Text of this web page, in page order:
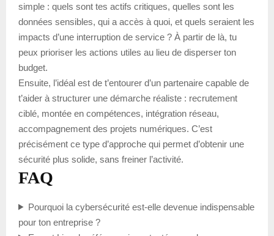
simple : quels sont tes actifs critiques, quelles sont les
données sensibles, qui a accès à quoi, et quels seraient les
impacts d’une interruption de service ? À partir de là, tu
peux prioriser les actions utiles au lieu de disperser ton
budget.
Ensuite, l’idéal est de t’entourer d’un partenaire capable de
t’aider à structurer une démarche réaliste : recrutement
ciblé, montée en compétences, intégration réseau,
accompagnement des projets numériques. C’est
précisément ce type d’approche qui permet d’obtenir une
sécurité plus solide, sans freiner l’activité.
FAQ
Pourquoi la cybersécurité est-elle devenue indispensable
pour ton entreprise ?